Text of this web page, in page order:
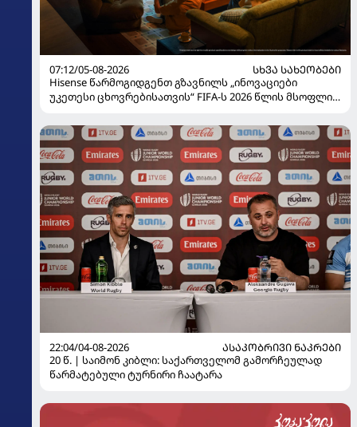
07:12/05-08-2026
ᲡᲮᲕᲐ ᲡᲐᲮᲔᲝᲑᲔᲑᲘ
Hisense წარმოგიდგენთ გზავნილს „ინოვაციები
უკეთესი ცხოვრებისათვის“ FIFA-ს 2026 წლის მსოფლიო
22:04/04-08-2026
ᲐᲡᲐᲙᲝᲑᲠᲘᲕᲘ ᲜᲐᲙᲠᲔᲑᲘ
20 წ. | საიმონ კიბლი: საქართველომ გამორჩეულად
წარმატებული ტურნირი ჩაატარა